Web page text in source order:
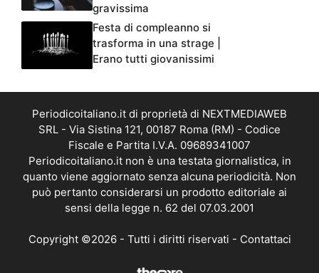
gravissima
Festa di compleanno si
trasforma in una strage |
Erano tutti giovanissimi
Periodicoitaliano.it di proprietà di NEXTMEDIAWEB
SRL - Via Sistina 121, 00187 Roma (RM) - Codice
Fiscale e Partita I.V.A. 09689341007
Periodicoitaliano.it non è una testata giornalistica, in
quanto viene aggiornato senza alcuna periodicità. Non
può pertanto considerarsi un prodotto editoriale ai
sensi della legge n. 62 del 07.03.2001
Copyright ©2026 - Tutti i diritti riservati - Contattaci